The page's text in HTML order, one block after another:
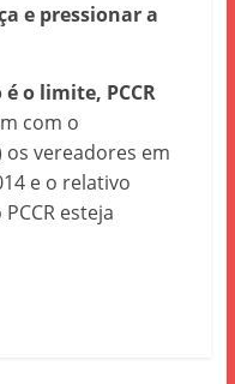
e pressionar a
o limite, PCCR
com o
os vereadores em
e o relativo
esteja